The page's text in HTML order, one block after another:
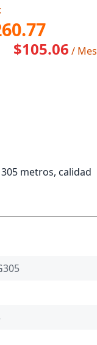
$105.06 / Mes
305 metros, calidad